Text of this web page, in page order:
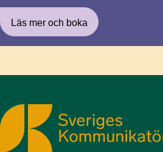
Läs mer och boka
Sveriges Kommunikatörer